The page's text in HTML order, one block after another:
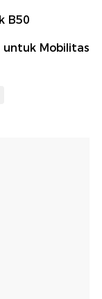
B50
untuk Mobilitas